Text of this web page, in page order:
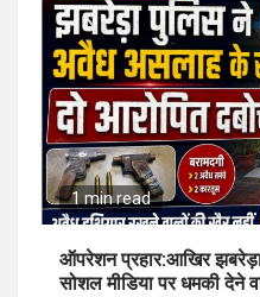
1 min read
ऑपरेशन प्रहार:आखिर
सोशल मीडिया पर धमकी देने